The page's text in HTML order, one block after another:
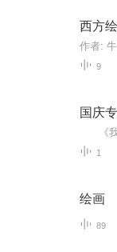
9
国庆
1
绘画
89